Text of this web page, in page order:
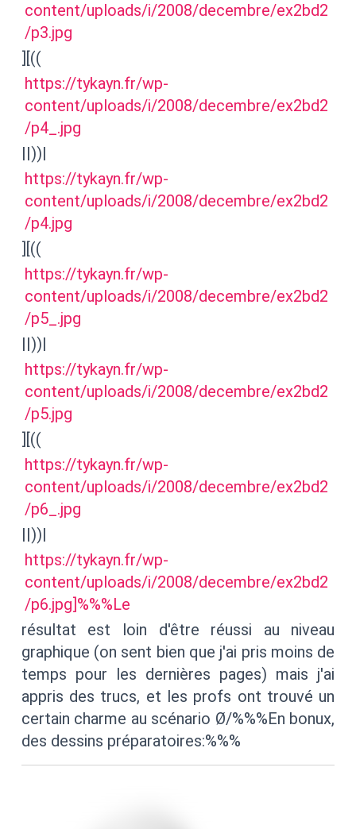
content/uploads/i/2008/decembre/ex2bd2
/p3.jpg
][((
https://tykayn.fr/wp-
content/uploads/i/2008/decembre/ex2bd2
/p4_.jpg
||))|
https://tykayn.fr/wp-
content/uploads/i/2008/decembre/ex2bd2
/p4.jpg
][((
https://tykayn.fr/wp-
content/uploads/i/2008/decembre/ex2bd2
/p5_.jpg
||))|
https://tykayn.fr/wp-
content/uploads/i/2008/decembre/ex2bd2
/p5.jpg
][((
https://tykayn.fr/wp-
content/uploads/i/2008/decembre/ex2bd2
/p6_.jpg
||))|
https://tykayn.fr/wp-
content/uploads/i/2008/decembre/ex2bd2
/p6.jpg]%%%Le
résultat est loin d'être réussi au niveau
graphique (on sent bien que j'ai pris moins de
temps pour les dernières pages) mais j'ai
appris des trucs, et les profs ont trouvé un
certain charme au scénario Ø/%%%En bonux,
des dessins préparatoires:%%%